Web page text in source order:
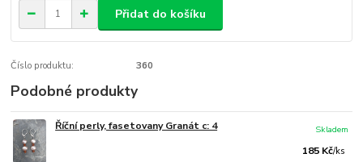
Přidat do košíku
Číslo produktu: 360
Podobné produkty
Říční perly, fasetovany Granát c: 4
185 Kč/ks
Skladem